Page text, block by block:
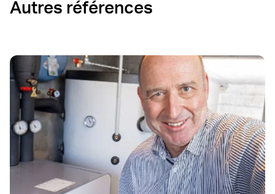
Autres références